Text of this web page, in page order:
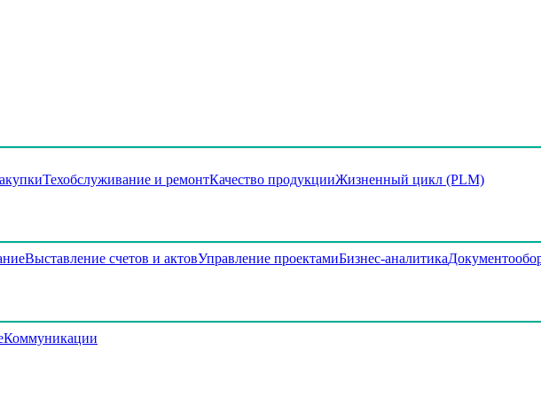
Техобслуживание и ремонтКачество продукцииЖизненный цикл (PLM)
Выставление счетов и актовУправление проектамиБизнес-аналитика
Коммуникации